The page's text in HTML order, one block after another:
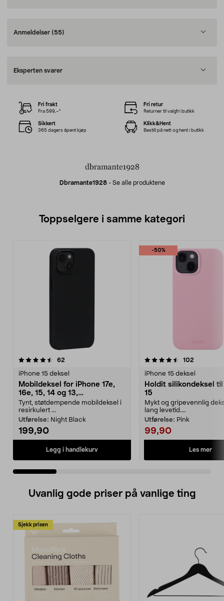
Anmeldelser (55)
Eksperten svarer
Dbramante1928- Se alle produktene
Fri frakt
Fra 599,–*
Fri retur
Returner til valgfri butikk
Sikkert
365 dagers åpent kjøp
Klikk&Hent
Bestill på nett og hent i butikk
Toppselgere i samme kategori
62
iPhone 15 deksel
Mobildeksel for iPhone 17e,
16e, 15, 14 og 13,
dbramante1928 Greenland
Tynt, støtdempende mobildeksel i
resirkulert ...
Utførelse: Night Black
199,90
Legg i handlekurv
-50%
4.5 av 5 stjerner 102
iPhone 15 deksel
Holdit silikondeksel til
15
Mykt og gripevennlig
lang levetid....
Utførelse: Pink
99,90
Les mer
4.5 av 5 stjerner
Uvanlig gode priser på vanlige ting
Sjekk prisen